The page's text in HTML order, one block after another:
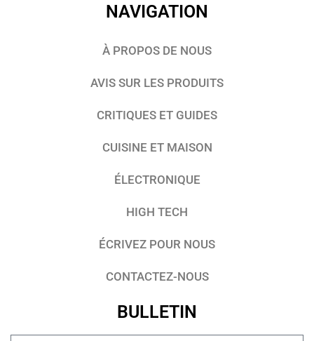
NAVIGATION
À PROPOS DE NOUS
AVIS SUR LES PRODUITS
CRITIQUES ET GUIDES
CUISINE ET MAISON
ÉLECTRONIQUE
HIGH TECH
ÉCRIVEZ POUR NOUS
CONTACTEZ-NOUS
BULLETIN